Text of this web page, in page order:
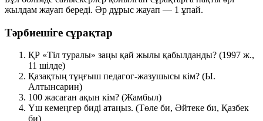
жылдам жауап береді. Әр дұрыс жауап — 1 ұпай.
Тәрбиешіге сұрақтар
ҚР «Тіл туралы» заңы қай жылы қабылданды? (1997 ж.,
11 шілде)
Қазақтың тұңғыш педагог-жазушысы кім? (Ы.
Алтынсарин)
100 жасаған ақын кім? (Жамбыл)
Үш кемеңгер биді атаңыз. (Төле би, Әйтеке би, Қазбек
би)